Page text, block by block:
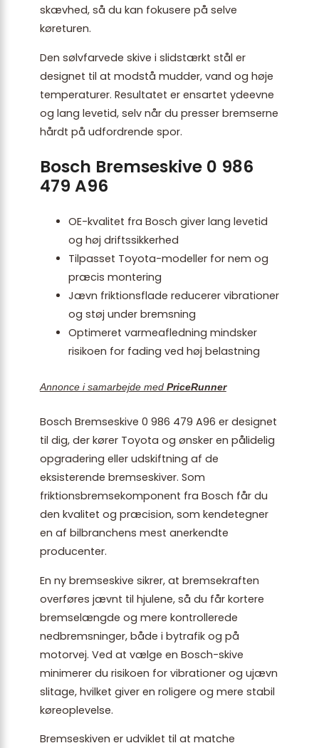
skævhed, så du kan fokusere på selve
køreturen.
Den sølvfarvede skive i slidstærkt stål er
designet til at modstå mudder, vand og høje
temperaturer. Resultatet er ensartet ydeevne
og lang levetid, selv når du presser bremserne
hårdt på udfordrende spor.
Bosch Bremseskive 0 986
479 A96
OE-kvalitet fra Bosch giver lang levetid
og høj driftssikkerhed
Tilpasset Toyota-modeller for nem og
præcis montering
Jævn friktionsflade reducerer vibrationer
og støj under bremsning
Optimeret varmeafledning mindsker
risikoen for fading ved høj belastning
Annonce i samarbejde med PriceRunner
Bosch Bremseskive 0 986 479 A96 er designet
til dig, der kører Toyota og ønsker en pålidelig
opgradering eller udskiftning af de
eksisterende bremseskiver. Som
friktionsbremsekomponent fra Bosch får du
den kvalitet og præcision, som kendetegner
en af bilbranchens mest anerkendte
producenter.
En ny bremseskive sikrer, at bremsekraften
overføres jævnt til hjulene, så du får kortere
bremselængde og mere kontrollerede
nedbremsninger, både i bytrafik og på
motorvej. Ved at vælge en Bosch-skive
minimerer du risikoen for vibrationer og ujævn
slitage, hvilket giver en roligere og mere stabil
køreoplevelse.
Bremseskiven er udviklet til at matche